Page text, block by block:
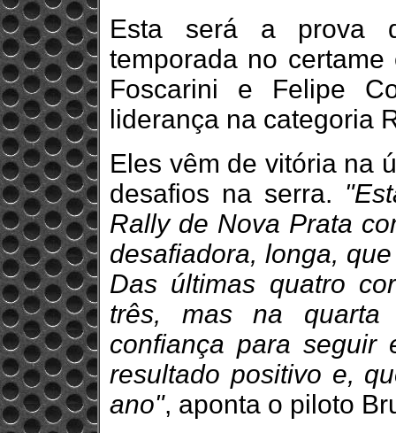
Esta será a prova
temporada no
Foscarini e Felipe
liderança na categoria
Eles vêm de vitória na
desafios na serra.
Rally de Nova Prata
desafiadora, longa,
Das últimas quatro
três, mas na
confiança para seguir
resultado positivo e,
ano", aponta o piloto